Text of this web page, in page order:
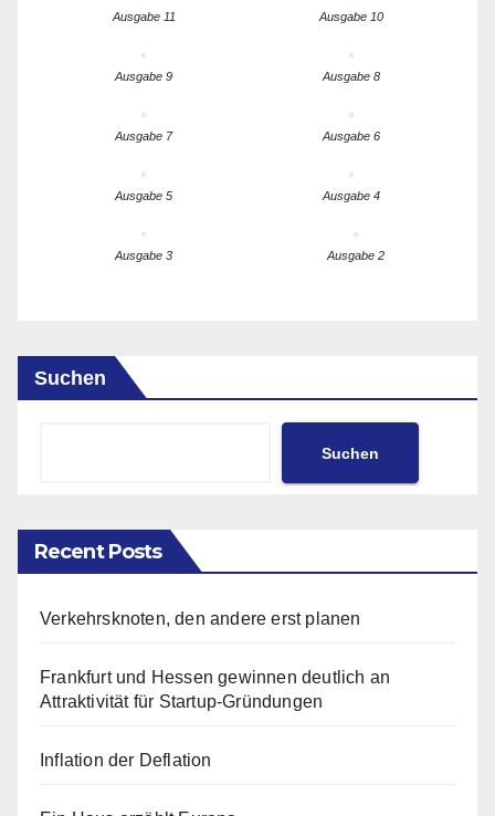
Ausgabe 11 Ausgabe 10
Ausgabe 9 Ausgabe 8
Ausgabe 7 Ausgabe 6
Ausgabe 5 Ausgabe 4
Ausgabe 3 Ausgabe 2
Suchen
Suchen
Recent Posts
Verkehrsknoten, den andere erst planen
Frankfurt und Hessen gewinnen deutlich an
Attraktivität für Startup-Gründungen
Inflation der Deflation